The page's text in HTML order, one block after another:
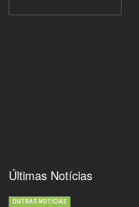
Últimas Notícias
OUTRAS NOTÍCIAS